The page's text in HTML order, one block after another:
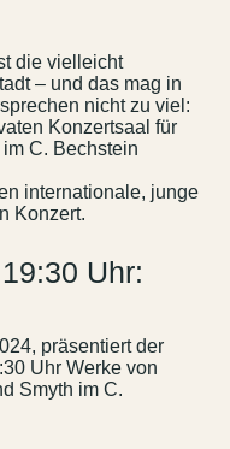
die vielleicht
– und das mag in
nicht zu viel:
Konzertsaal für
C. Bechstein
internationale, junge
Konzert.
Uhr:
präsentiert der
Uhr Werke von
Smyth im C.